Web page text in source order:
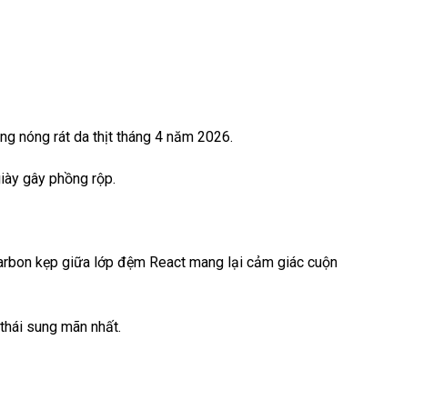
nóng rát da thịt tháng 4 năm 2026.
gây phồng rộp.
kẹp giữa lớp đệm React mang lại cảm giác cuộn
sung mãn nhất.